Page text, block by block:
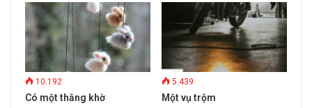
10.192
Có một thằng khờ
5.439
Một vụ trộm